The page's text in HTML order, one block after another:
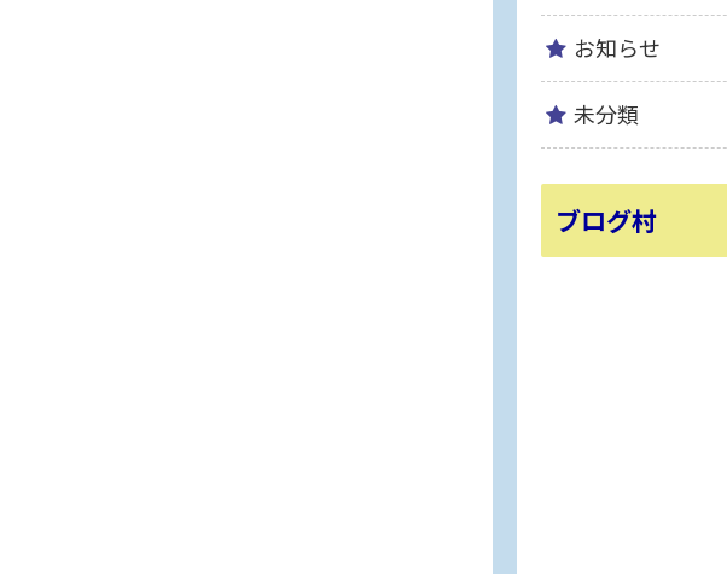
お知らせ
未分類
ブログ村